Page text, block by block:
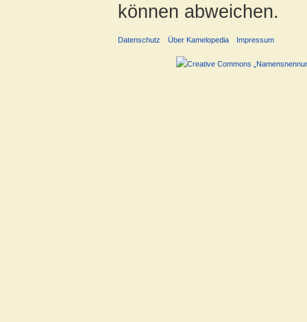
können abweichen.
Datenschutz Über Kamelopedia Impressum